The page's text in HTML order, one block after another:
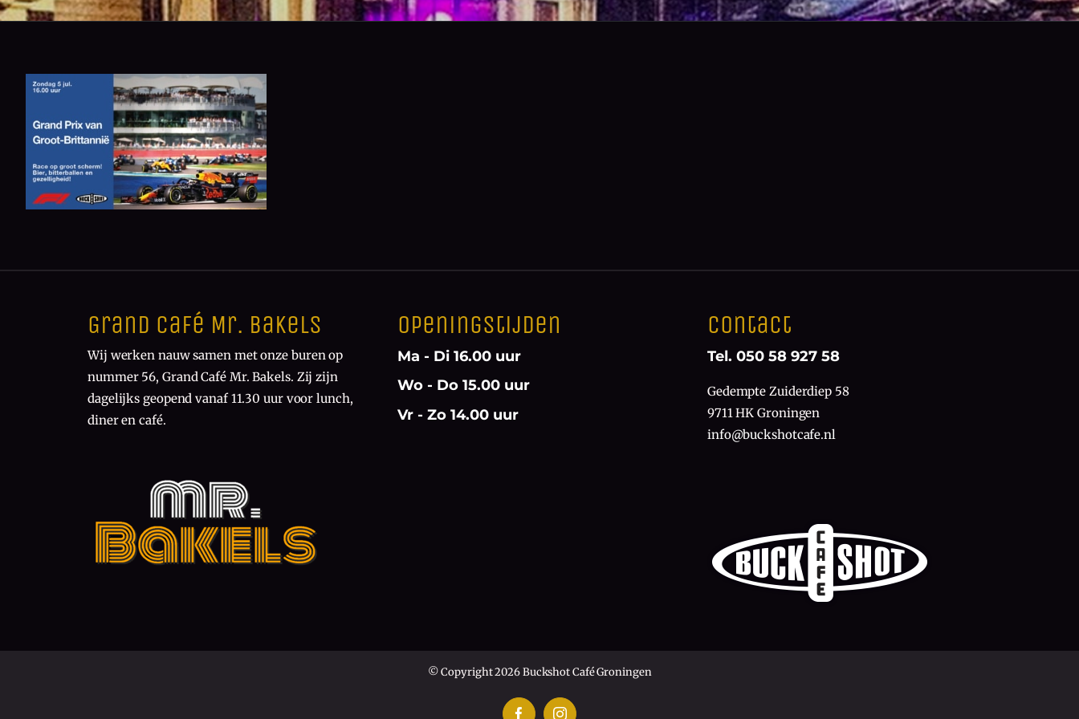
Grand Café Mr. Bakels
Wij werken nauw samen met onze buren op
nummer 56, Grand Café Mr. Bakels. Zij zijn
dagelijks geopend vanaf 11.30 uur voor lunch,
diner en café.
Openingstijden
Ma - Di 16.00 uur
Wo - Do 15.00 uur
Vr - Zo 14.00 uur
Contact
Tel. 050 58 927 58
Gedempte Zuiderdiep 58
9711 HK Groningen
info@buckshotcafe.nl
© Copyright 2026 Buckshot Café Groningen